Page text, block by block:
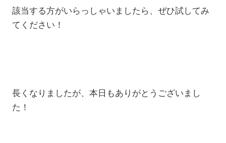
該当する方がいらっしゃいましたら、ぜひ試してみ
てください！
長くなりましたが、本日もありがとうございまし
た！